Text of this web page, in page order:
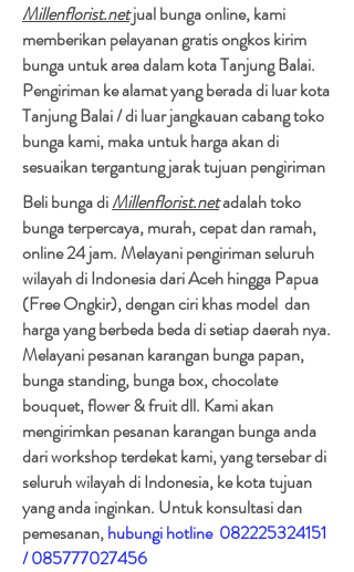
Millenflorist.netjual bunga online, kami
memberikan pelayanan gratis ongkos kirim
bunga untuk area dalam kota Tanjung Balai.
Pengiriman ke alamat yang berada di luar kota
Tanjung Balai / di luar jangkauan cabang toko
bunga kami, maka untuk harga akan di
sesuaikan tergantung jarak tujuan pengiriman​
Beli bunga diMillenflorist.netadalah toko
bunga terpercaya, murah, cepat dan ramah,
online 24 jam. Melayani pengiriman seluruh
wilayah di Indonesia dari Aceh hingga Papua
(Free Ongkir), dengan ciri khas model dan
harga yang berbeda beda di setiap daerah nya.
Melayani pesanan karangan bunga papan,
bunga standing, bunga box, chocolate
bouquet, flower & fruit dll. Kami akan
mengirimkan pesanan karangan bunga anda
dari workshop terdekat kami, yang tersebar di
seluruh wilayah di Indonesia, ke kota tujuan
yang anda inginkan. Untuk konsultasi dan
pemesanan,hubungi hotline 082225324151
/085777027456